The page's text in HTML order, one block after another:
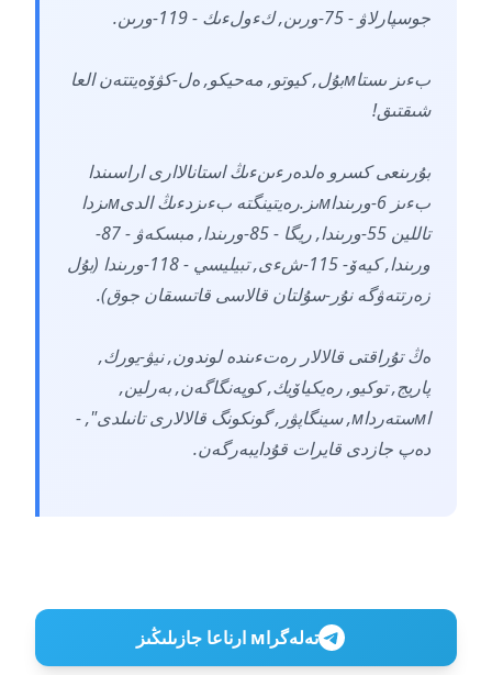
جوسپارلاۋ - 75-ورىن, كءولءىك - 119-ورىن.
بءىز ىستاмبۇل, كيوتو, مەحيكو, ەل-كۋۆەيتتەن العا
شىقتىق!
بۇرىنعى كسرو ەلدەرءىنءىڭ استانالاارى اراسىندا
بءىز 6-ورىنداмىز.رەيتينگتە بءىزدءىڭ الدىмىزدا
تاللين 55-ورىندا, ريگا - 85-ورىندا, مبسكەۋ - 87-
ورىندا, كيەۆ- 115-شءى, تبيليسي - 118-ورىندا (بۇل
زەرتتەۋگە نۇر-سۇلتان قالاسى قاتىسقان جوق).
ەڭ تۇراقتى قالالار رەتءىندە لوندون, نيۋ-يورك,
پاريج, توكيو, رەيكياۆيك, كوپەنگاگەن, بەرلين,
اмستەرداм, سينگاپۋر, گونكونگ قالالارى تانىلدى", -
دەپ جازدى قايرات قۇدايبەرگەن.
تەلەگراм ارناعا جازىلىڭىز